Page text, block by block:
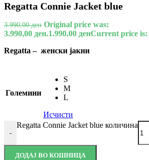
Regatta Connie Jacket blue
3.990,00ден Original price was:
3.990,00 ден.1.990,00 денCurrent price is:
Regatta – женски јакни
Големини
S
M
L
Исчисти
-
Regatta Connie Jacket blue количина
ДОДАЈ ВО КОШНИЦА